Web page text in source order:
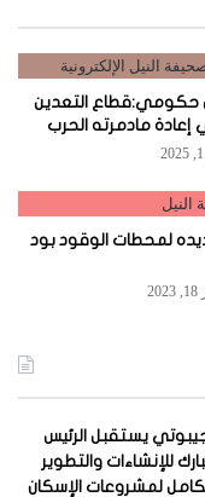
التعدين
إعادة مادمرته الحرب
لمحطات الوقود بود
يستقبل الرئيس
للإنشاءات والتطوير
لمشروعات الإسكان